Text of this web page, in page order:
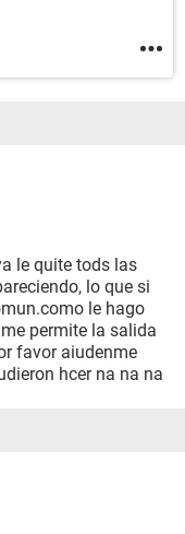
le quite tods las
lo que si
le hago
permite la salida
favor aiudenme
hcer na na na